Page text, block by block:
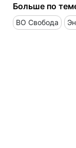
Больше по
ВО Свобода